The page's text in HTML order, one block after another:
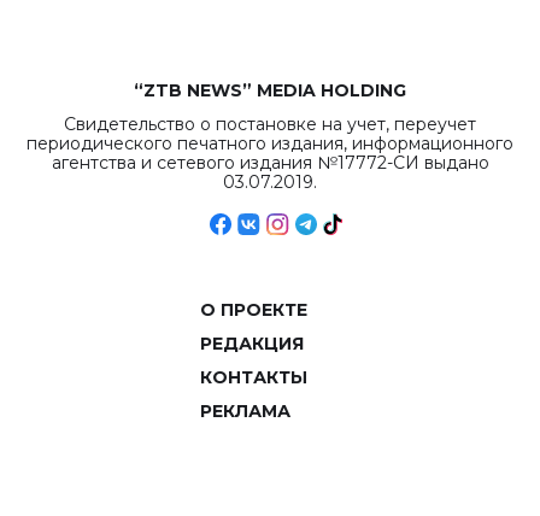
“ZTB NEWS” MEDIA HOLDING
Свидетельство о постановке на учет, переучет
периодического печатного издания, информационного
агентства и сетевого издания №17772-СИ выдано
03.07.2019.
О ПРОЕКТЕ
РЕДАКЦИЯ
КОНТАКТЫ
РЕКЛАМА